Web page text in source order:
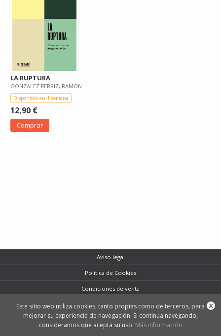
LA RUPTURA
GONZALEZ FERRIZ, RAMON
Disponible en 1 semana
12,90 €
Comprar
Aviso legal
Política de Cookies
Condiciones de venta
Protección de datos
2026 © BUC DE LLIBRES, SCCL
X
Este sitio web utiliza cookies, tanto propias como de terceros, para
mejorar su experiencia de navegación. Si continúa navegando,
consideramos que acepta su uso. Más información